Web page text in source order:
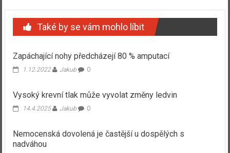
Také by se vám mohlo líbit
Zapáchající nohy předcházejí 80 % amputací
1.12.2022 Jakub 0
Vysoký krevní tlak může vyvolat změny ledvin
14.4.2025 Jakub 0
Nemocenská dovolená je častější u dospělých s
nadváhou